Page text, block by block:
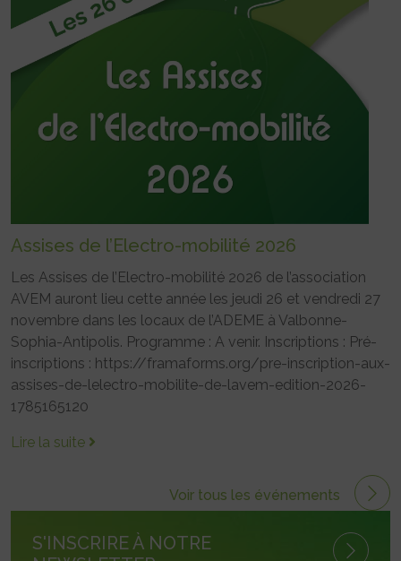
Assises de l’Electro-mobilité 2026
Les Assises de l’Electro-mobilité 2026 de l’association
AVEM auront lieu cette année les jeudi 26 et vendredi 27
novembre dans les locaux de l’ADEME à Valbonne-
Sophia-Antipolis. Programme : A venir. Inscriptions : Pré-
inscriptions : https://framaforms.org/pre-inscription-aux-
assises-de-lelectro-mobilite-de-lavem-edition-2026-
1785165120
Lire la suite
Voir tous les événements
S'INSCRIRE À NOTRE